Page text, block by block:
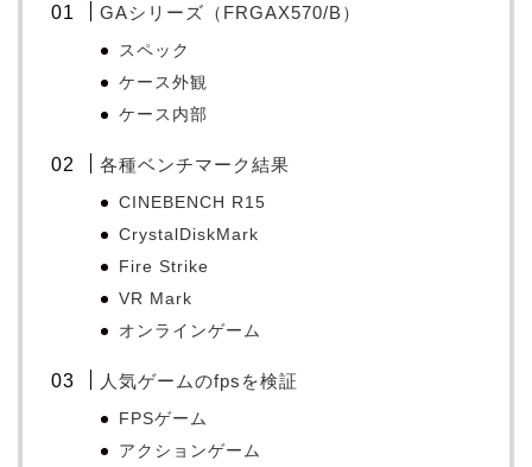
GAシリーズ（FRGAX570/B）
スペック
ケース外観
ケース内部
各種ベンチマーク結果
CINEBENCH R15
CrystalDiskMark
Fire Strike
VR Mark
オンラインゲーム
人気ゲームのfpsを検証
FPSゲーム
アクションゲーム